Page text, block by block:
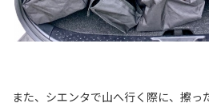
また、シエンタで山へ行く際に、擦っ